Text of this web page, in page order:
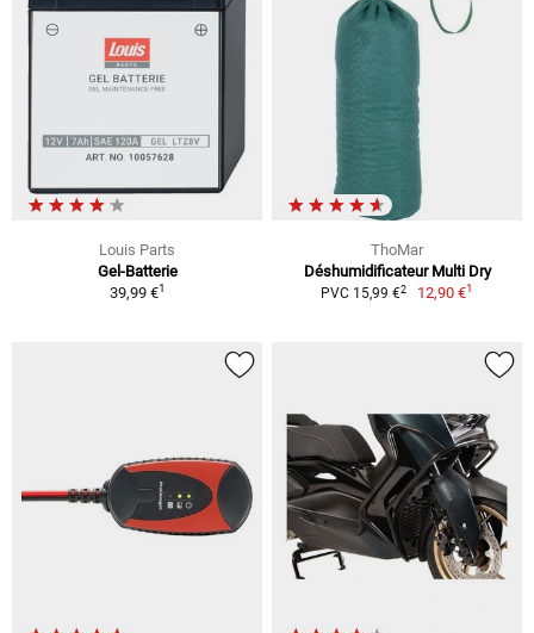
Louis Parts
Gel-Batterie
39,99 €1
ThoMar
Déshumidificateur Multi Dry
PVC 15,99 €2 12,90 €1